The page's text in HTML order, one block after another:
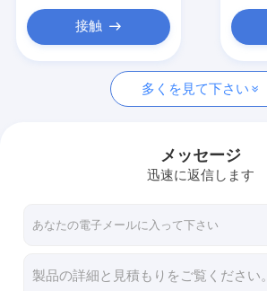
接触
多くを見て下さい
メッセージ
迅速に返信します